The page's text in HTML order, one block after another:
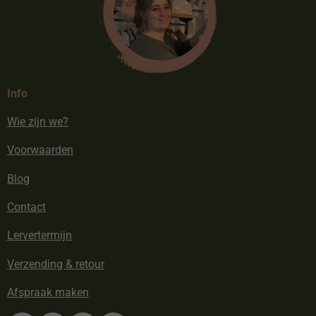
Info
Wie zijn we?
Voorwaarden
Blog
Contact
Lervertermijn
Verzending & retour
Afspraak maken